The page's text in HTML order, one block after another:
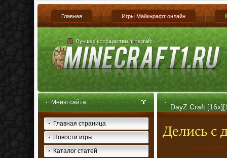
Главная Игры Майкнрафт онлайн
Меню сайта
Главная страница
Новости игры
Каталог статей
DayZ Craft